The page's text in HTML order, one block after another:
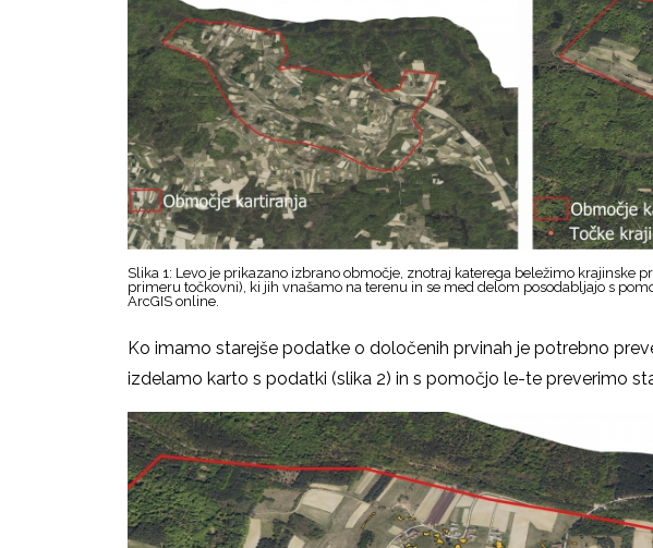
Slika 1: Levo je prikazano izbrano območje, znotraj katerega beležimo krajinske
primeru točkovni), ki jih vnašamo na terenu in se med delom posodabljajo s
ArcGIS online.
Ko imamo starejše podatke o določenih prvinah je potrebno
izdelamo karto s podatki (slika 2) in s pomočjo le-te preverimo